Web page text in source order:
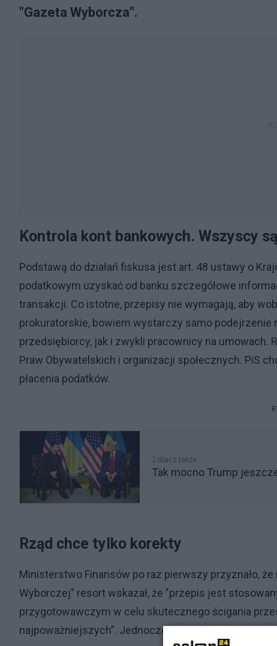
"Gazeta Wyborcza".
Kontrola kont bankowych. Wszyscy
Podstawą do działań fiskusa jest art. 48 ustawy o
podatkowym uzyskać od banku szczegółowe
transakcji. Co istotne, przepisy nie wymagają, aby
prokuratorskie, bowiem wystarczy samo podejrzenie
przedsiębiorcy, jak i zwykli pracownicy na umowach.
Praw Obywatelskich i organizacji społecznych. PiS
płacenia podatków.
Zobacz także
Tak mocno Trump
Rząd chce tylko korekty
Ministerstwo Finansów po raz pierwszy przyznało,
Wyborczej" resort wskazał, że "przepis jest
przygotowawczym w celu skutecznego ścigania
najpoważniejszych”. Jednocześnie podkreślił, że nie